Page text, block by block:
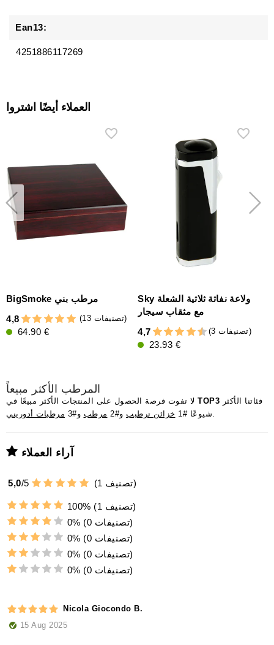
Ean13:
4251886117269
العملاء أيضًا اشتروا
BigSmoke مرطب بني
4,8
(13 تصنيفات)
64.90 €
Sky ولاعة نفاثة ثلاثية الشعلة
مع مثقاب سيجار
4,7
(3 تصنيفات)
23.93 €
المرطب الأكثر مبيعاً
TOP3
شيوعًا #1
خزائن ترطيب و#2 مرطب و#3 مرطبات أدوريني .
آراء العملاء
5,0/5 (1 تصنيف)
100%
(1 تصنيف)
0%
(0 تصنيفات)
0%
(0 تصنيفات)
0%
(0 تصنيفات)
0%
(0 تصنيفات)
Nicola Giocondo B.
15 Aug 2025